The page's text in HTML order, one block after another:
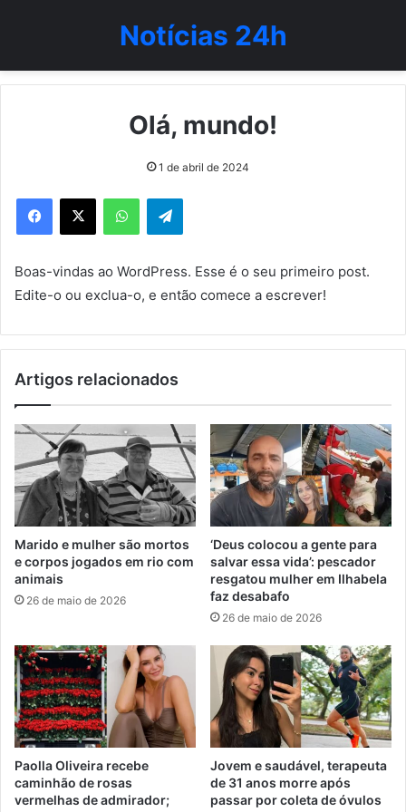
Notícias 24h
Olá, mundo!
1 de abril de 2024
WhatsAppTelegram
Boas-vindas ao WordPress. Esse é o seu primeiro post.
Edite-o ou exclua-o, e então comece a escrever!
Artigos relacionados
Marido e mulher são mortos
e corpos jogados em rio com
animais
26 de maio de 2026
‘Deus colocou a gente para
salvar essa vida’: pescador
resgatou mulher em Ilhabela
faz desabafo
26 de maio de 2026
Paolla Oliveira recebe
caminhão de rosas
vermelhas de admirador;
Jovem e saudável, terapeuta
de 31 anos morre após
passar por coleta de óvulos